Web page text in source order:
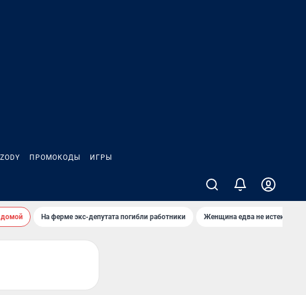
ZODY ПРОМОКОДЫ ИГРЫ
домой На ферме экс-депутата погибли работники Женщина едва не истекла